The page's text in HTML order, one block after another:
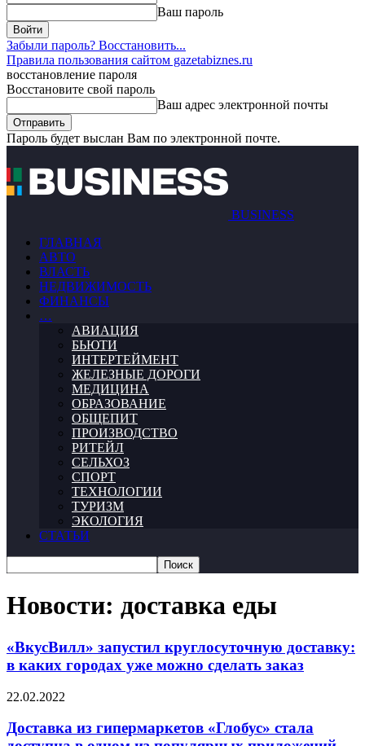
Ваш пароль
Забыли пароль? Восстановить...
Правила пользования сайтом gazetabiznes.ru
восстановление пароля
Восстановите свой пароль
Ваш адрес электронной почты
Пароль будет выслан Вам по электронной почте.
BUSINESS
ГЛАВНАЯ
АВТО
ВЛАСТЬ
НЕДВИЖИМОСТЬ
ФИНАНСЫ
…
АВИАЦИЯ
БЬЮТИ
ИНТЕРТЕЙМЕНТ
ЖЕЛЕЗНЫЕ ДОРОГИ
МЕДИЦИНА
ОБРАЗОВАНИЕ
ОБЩЕПИТ
ПРОИЗВОДСТВО
РИТЕЙЛ
СЕЛЬХОЗ
СПОРТ
ТЕХНОЛОГИИ
ТУРИЗМ
ЭКОЛОГИЯ
СТАТЬИ
Новости: доставка еды
«ВкусВилл» запустил круглосуточную доставку:
в каких городах уже можно сделать заказ
22.02.2022
Доставка из гипермаркетов «Глобус» стала